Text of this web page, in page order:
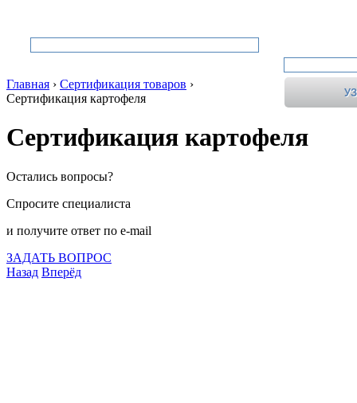
Главная › Сертификация товаров ›
Сертификация картофеля
Сертификация картофеля
Остались вопросы?
Спросите специалиста
и получите ответ по e-mail
ЗАДАТЬ ВОПРОС
Назад Вперёд